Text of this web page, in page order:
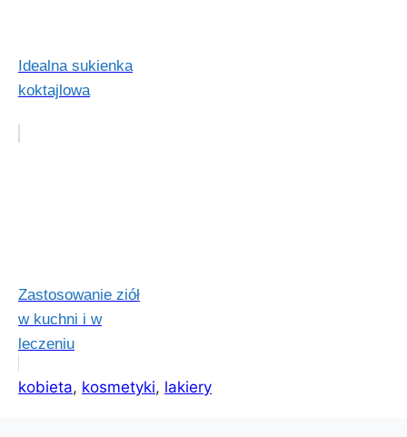
Idealna sukienka
koktajlowa
Zastosowanie ziół
w kuchni i w
leczeniu
kobieta, kosmetyki, lakiery